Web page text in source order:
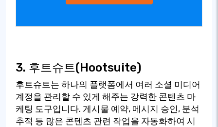
3. 후트슈트(Hootsuite)
후트슈트는 하나의 플랫폼에서 여러 소셜 미디어
계정을 관리할 수 있게 해주는 강력한 콘텐츠 마
케팅 도구입니다. 게시물 예약, 메시지 승인, 분석
추적 등 많은 콘텐츠 관련 작업을 자동화하여 시